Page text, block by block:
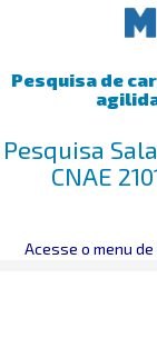
Pesquisa de
Pesquisa
CNAE
Mentoring>
Acesse o menu